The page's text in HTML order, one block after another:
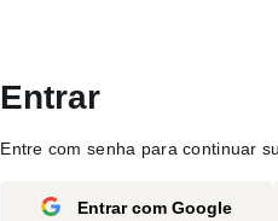
Entrar
Entre com senha para continuar
Entrar com Google